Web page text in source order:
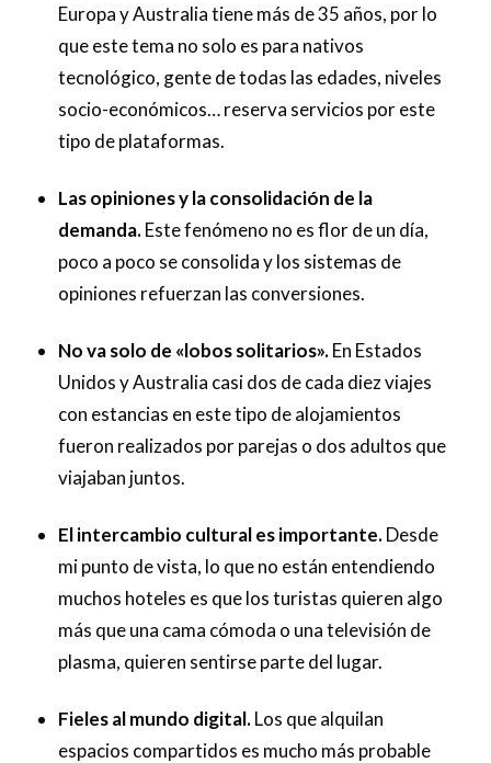
Europa y Australia tiene más de 35 años, por lo
que este tema no solo es para nativos
tecnológico, gente de todas las edades, niveles
socio-económicos… reserva servicios por este
tipo de plataformas.
Las opiniones y la consolidación de la
demanda.Este fenómeno no es flor de un día,
poco a poco se consolida y los sistemas de
opiniones refuerzan las conversiones.
No va solo de «lobos solitarios».En Estados
Unidos y Australia casi dos de cada diez viajes
con estancias en este tipo de alojamientos
fueron realizados por parejas o dos adultos que
viajaban juntos.
El intercambio cultural es importante.Desde
mi punto de vista, lo que no están entendiendo
muchos hoteles es que los turistas quieren algo
más que una cama cómoda o una televisión de
plasma, quieren sentirse parte del lugar.
Fieles al mundo digital.Los que alquilan
espacios compartidos es mucho más probable